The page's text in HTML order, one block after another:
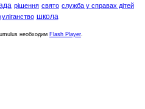
рішення свято служба у справах дітей
школа
необходим Flash Player